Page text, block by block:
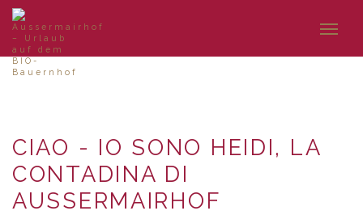
CIAO - IO SONO HEIDI, LA
CONTADINA DI
AUSSERMAIRHOF